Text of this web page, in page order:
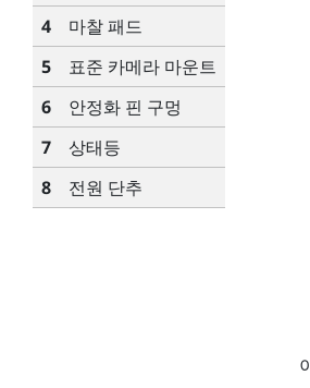
4
마찰 패드
5
표준 카메라 마운트
6
안정화 핀 구멍
7
상태등
8
전원 단추